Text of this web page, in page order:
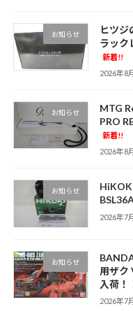
お知らせ
ヒツジ
ラック
新着!!
2026年8
お知らせ
MTG
PRO
新着!!
2026年8
お知らせ
2026年7
お知らせ
用ザク
入荷！
2026年7